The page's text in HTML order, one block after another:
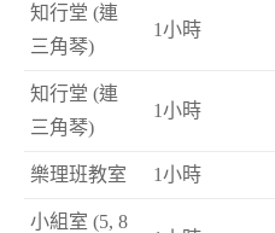
知行堂 (連
三角琴)
1小時
知行堂 (連
三角琴)
1小時
樂理班教室 1小時
小組室 (5, 8